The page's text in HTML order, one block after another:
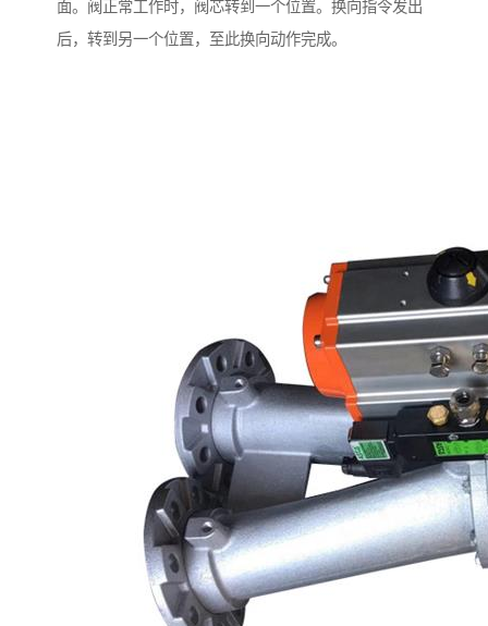
面。阀正常工作时，阀芯转到一个位置。换向指令发出
后，转到另一个位置，至此换向动作完成。